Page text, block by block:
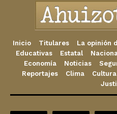
Inicio Titulares La opinión
Educativas
Estatal
Economía
Noticias
Reportajes
Clima Cultura